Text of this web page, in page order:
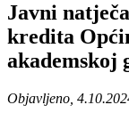
Javni
kredita
akademskoj
Objavljeno,